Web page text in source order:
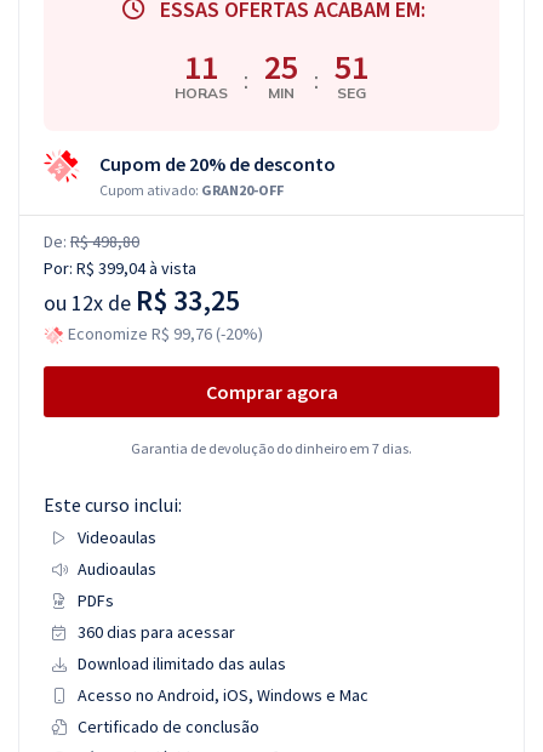
ESSAS OFERTAS ACABAM EM:
11
HORAS : 25
MIN : 51
SEG
Cupom de 20% de desconto
Cupom ativado: GRAN20-OFF
De: R$ 498,80
Por: R$ 399,04à vista
ou 12x de R$ 33,25
Economize R$ 99,76 (-20%)
Comprar agora
Garantia de devolução do dinheiro em 7 dias.
Este curso inclui:
Videoaulas
Audioaulas
PDFs
360 dias para acessar
Download ilimitado das aulas
Acesso no Android, iOS, Windows e Mac
Certificado de conclusão